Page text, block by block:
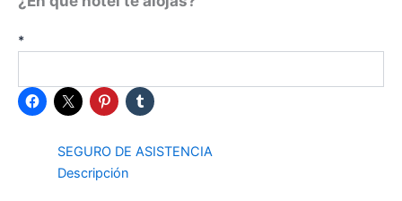
*
SEGURO DE ASISTENCIA
Descripción